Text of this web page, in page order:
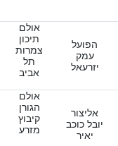
הפועל
עמק
יזרעאל
אולם
תיכון
צמרות
תל
אביב
אליצור
יובל כוכב
יאיר
אולם
הגורן
קיבוץ
מזרע